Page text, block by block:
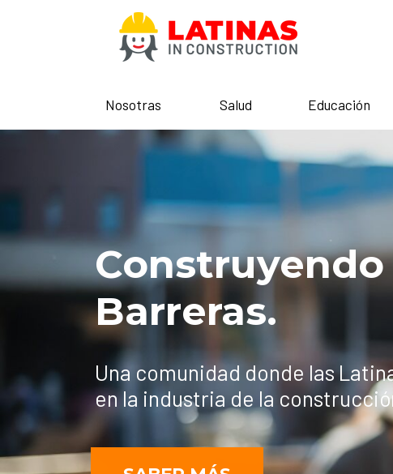
Nosotras Salud Educación
El
Solo
DONAR!